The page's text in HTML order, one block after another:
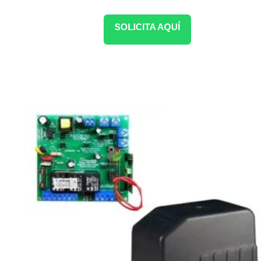
SOLICITA AQUÍ